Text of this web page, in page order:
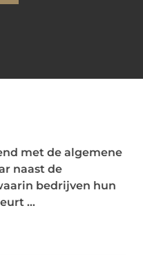
met de algemene
naast de
bedrijven hun
...